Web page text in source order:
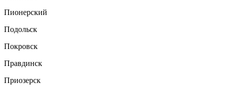
Пионерский
Подольск
Покровск
Правдинск
Приозерск